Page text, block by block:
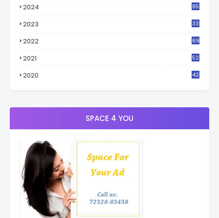
2024 85
2023
33
2022 69
2021
52
2020
42
SPACE 4 YOU